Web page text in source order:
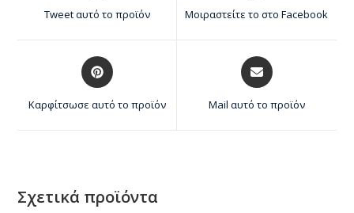
Tweet αυτό το προϊόν Μοιραστείτε το στο Facebook
Καρφίτσωσε αυτό το προϊόν Mail αυτό το προϊόν
Σχετικά προϊόντα